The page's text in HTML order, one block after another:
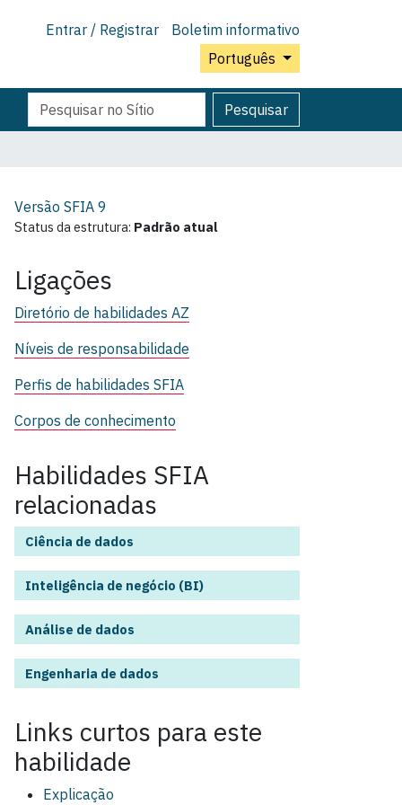
Entrar / Registrar
Boletim informativo
Português
Pesquisar Pesquisar
Pesquisa
Avançada…
Versão SFIA 9
Status da estrutura: Padrão atual
Ligações
Diretório de habilidades AZ
Níveis de responsabilidade
Perfis de habilidades SFIA
Corpos de conhecimento
Habilidades SFIA
relacionadas
Ciência de dados
Inteligência de negócio (BI)
Análise de dados
Engenharia de dados
Links curtos para este
habilidade
Explicação